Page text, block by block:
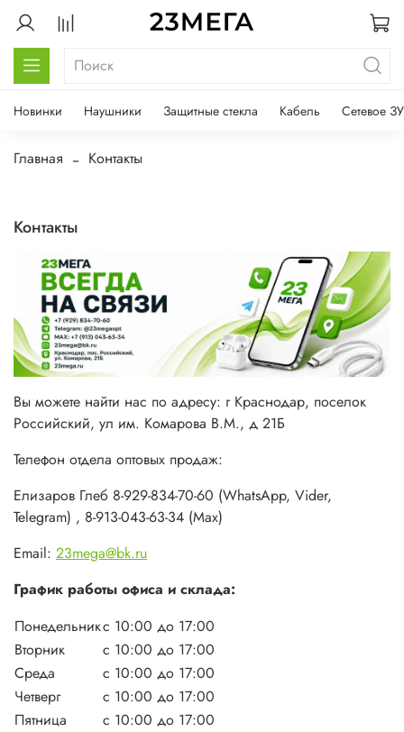
Новинки Наушники Защитные стекла Кабель Сетевое ЗУ
Главная Контакты
Контакты
Вы можете найти нас по адресу: г Краснодар, поселок
Российский, ул им. Комарова В.М., д 21Б
Телефон отдела оптовых продаж:
Елизаров Глеб 8-929-834-70-60 (WhatsApp, Vider,
Telegram) , 8-913-043-63-34 (Max)
Email: 23mega@bk.ru
График работы офиса и склада:
Понедельникс 10:00 до 17:00
Вторник
с 10:00 до 17:00
Среда
с 10:00 до 17:00
Четверг
с 10:00 до 17:00
Пятница
с 10:00 до 17:00